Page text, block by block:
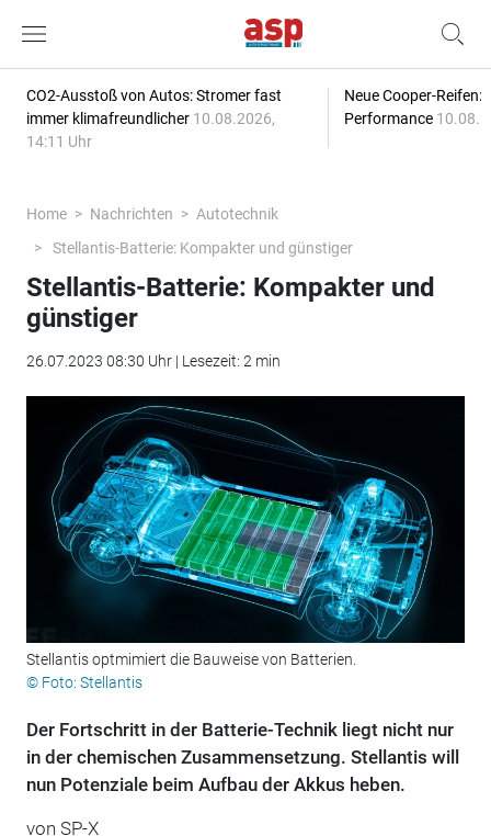
CO2-Ausstoß von Autos: Stromer fast
immer klimafreundlicher 10.08.2026,
14:11 Uhr
Neue Cooper-Reifen:
Performance
Home Nachrichten
Autotechnik
Stellantis-Batterie: Kompakter und günstiger
Stellantis-Batterie: Kompakter und
günstiger
26.07.2023 08:30 Uhr | Lesezeit: 2 min
Stellantis optmimiert die Bauweise von Batterien.
© Foto: Stellantis
Der Fortschritt in der Batterie-Technik liegt nicht nur
in der chemischen Zusammensetzung. Stellantis will
nun Potenziale beim Aufbau der Akkus heben.
von SP-X